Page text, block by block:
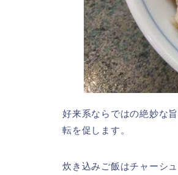
好来系ならではの絶妙な
転を促します。
炊き込みご飯はチャーシ